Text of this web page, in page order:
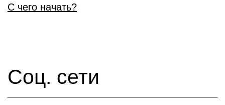
С чего начать?
Соц. сети